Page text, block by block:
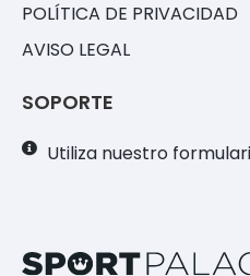
POLÍTICA DE PRIVACIDAD
AVISO LEGAL
SOPORTE
Utiliza nuestro